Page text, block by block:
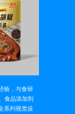
验，与食研
食品添加剂
系列视觉设